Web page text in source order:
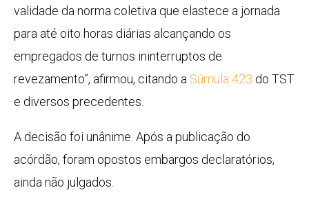
validade da norma coletiva que elastece a jornada
para até oito horas diárias alcançando os
empregados de turnos ininterruptos de
revezamento”, afirmou, citando a Súmula 423 do TST
e diversos precedentes.
A decisão foi unânime. Após a publicação do
acórdão, foram opostos embargos declaratórios,
ainda não julgados.